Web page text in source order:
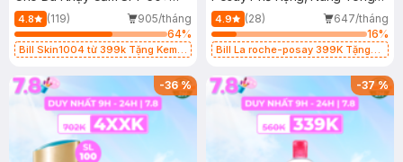
50ml
4.8 (119)
905/tháng
64%
Bill Skin1004 từ 399k Tặng Kem
SPF 50+ 20ml (SL Có Hạn)
Kiềm Dầu 50ml
4.9 (28)
647/tháng
16%
Bill La roche-posay 399K Tặng
(SL có hạn)
-36% -37%